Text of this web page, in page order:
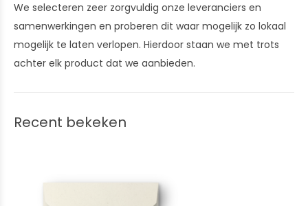
We selecteren zeer zorgvuldig onze leveranciers en
samenwerkingen en proberen dit waar mogelijk zo lokaal
mogelijk te laten verlopen. Hierdoor staan we met trots
achter elk product dat we aanbieden.
Recent bekeken